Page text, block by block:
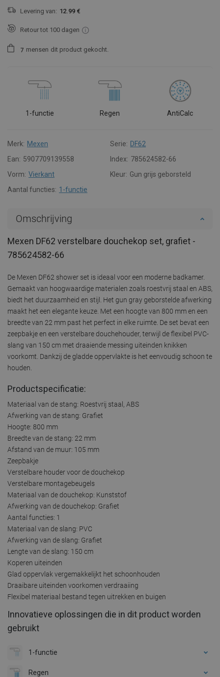
Levering van: 12.99 €
Retour tot 100 dagen
7 mensen dit product gekocht.
1-functie Regen AntiCalc
Merk: Mexen Serie: DF62
Ean: 5907709139558 Index: 785624582-66
Vorm: Vierkant Kleur: Gun grijs geborsteld
Aantal functies: 1-functie
Omschrijving
Mexen DF62 verstelbare douchekop set, grafiet -
785624582-66
De Mexen DF62 shower set is ideaal voor een moderne badkamer.
Gemaakt van hoogwaardige materialen zoals roestvrij staal en ABS,
biedt het duurzaamheid en stijl. Het gun gray geborstelde afwerking
maakt het een elegante keuze. Met een hoogte van 800 mm en een
breedte van 22 mm past het perfect in elke ruimte. De set bevat een
zeepbakje en een verstelbare douchehouder, terwijl de flexibel PVC-
slang van 150 cm met draaiende messing uiteinden knikken
voorkomt. Dankzij de gladde oppervlakte is het eenvoudig schoon te
houden.
Productspecificatie:
Materiaal van de stang: Roestvrij staal, ABS
Afwerking van de stang: Grafiet
Hoogte: 800 mm
Breedte van de stang: 22 mm
Afstand van de muur: 105 mm
Zeepbakje
Verstelbare houder voor de douchekop
Verstelbare montagebeugels
Materiaal van de douchekop: Kunststof
Afwerking van de douchekop: Grafiet
Aantal functies: 1
Materiaal van de slang: PVC
Afwerking van de slang: Grafiet
Lengte van de slang: 150 cm
Koperen uiteinden
Glad oppervlak vergemakkelijkt het schoonhouden
Draaibare uiteinden voorkomen verdraaiing
Flexibel materiaal bestand tegen uitrekken en buigen
Innovatieve oplossingen die in dit product worden
gebruikt
1-functie
Regen